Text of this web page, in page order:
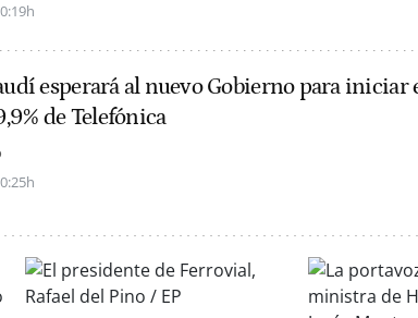
esperará al nuevo Gobierno para iniciar
de Telefónica